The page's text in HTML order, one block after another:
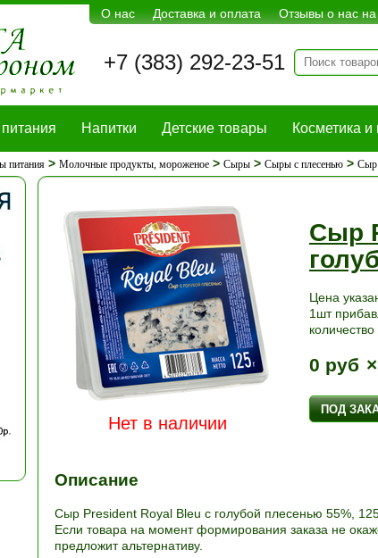
О нас Доставка и оплата Отзывы о нас
+7 (383) 292-23-51
Напитки Детские товары Косметика и
питания >Молочные продукты, мороженое >Сыры >Сыры с плесенью >Сыр
Нет в наличии
Сыр
Цена
1шт
0 руб ×
Описание
Сыр President Royal Bleu с голубой плесенью 55%,
Если товара на момент формирования заказа не
предложит альтернативу.